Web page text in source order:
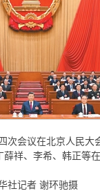
次会议在北京人民大
薛祥、李希、韩正等
社记者 谢环驰摄